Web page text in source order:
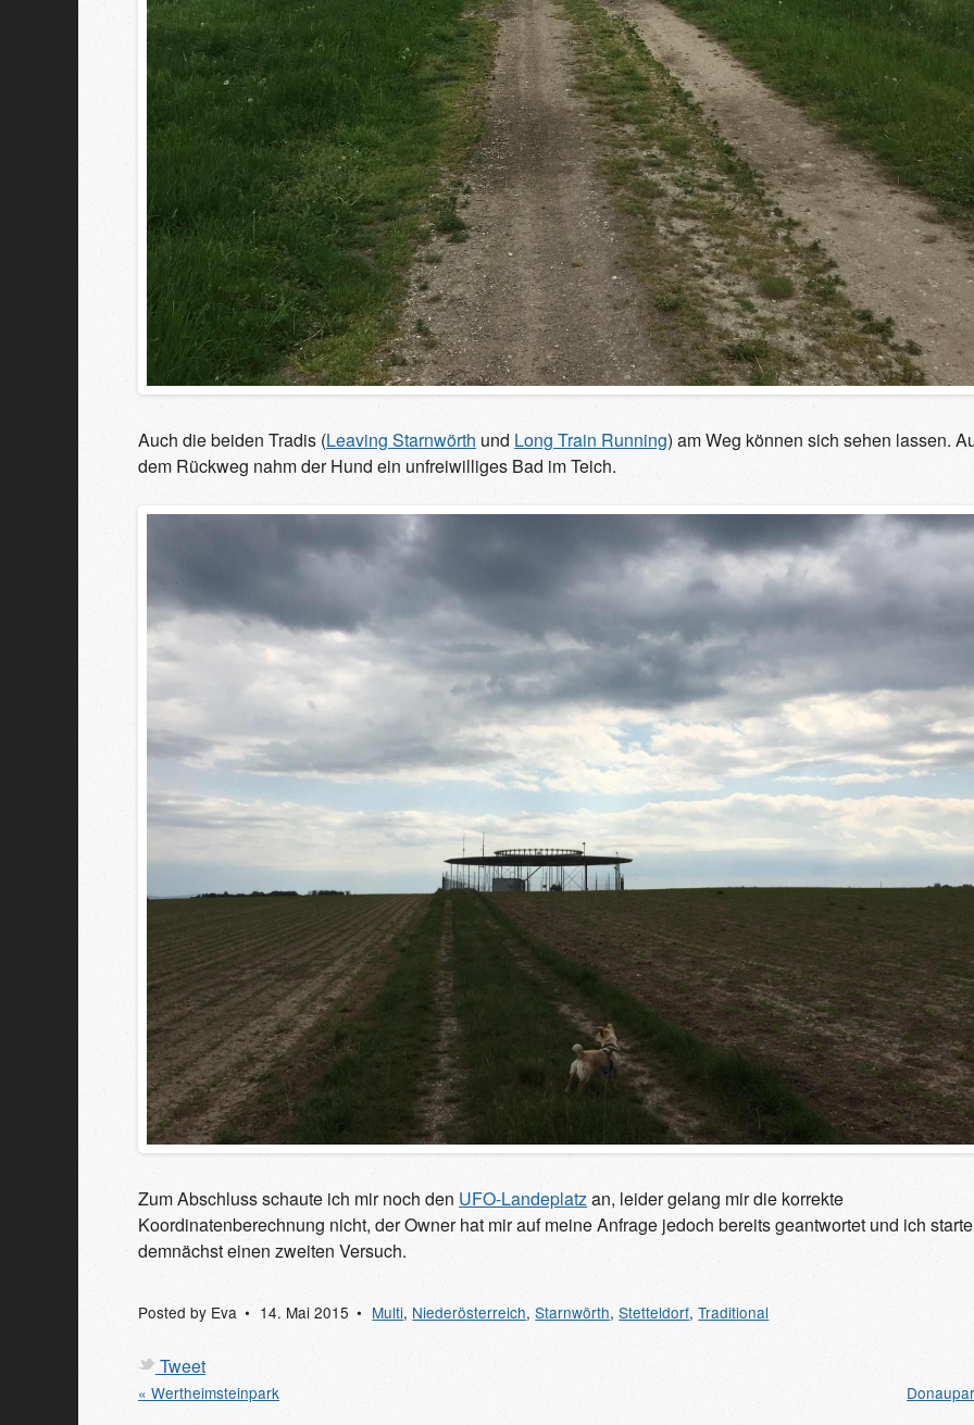
Auch die beiden Tradis (Leaving Starnwörth und Long Train Running) am Weg können sich sehen lassen.
dem Rückweg nahm der Hund ein unfreiwilliges Bad im Teich.
Zum Abschluss schaute ich mir noch den UFO-Landeplatz an, leider gelang mir die korrekte
Koordinatenberechnung nicht, der Owner hat mir auf meine Anfrage jedoch bereits geantwortet und ich starte
demnächst einen zweiten Versuch.
Posted by Eva 14. Mai 2015 Multi, Niederösterreich,Starnwörth,Stetteldorf,Traditional
Tweet
« Wertheimsteinpark